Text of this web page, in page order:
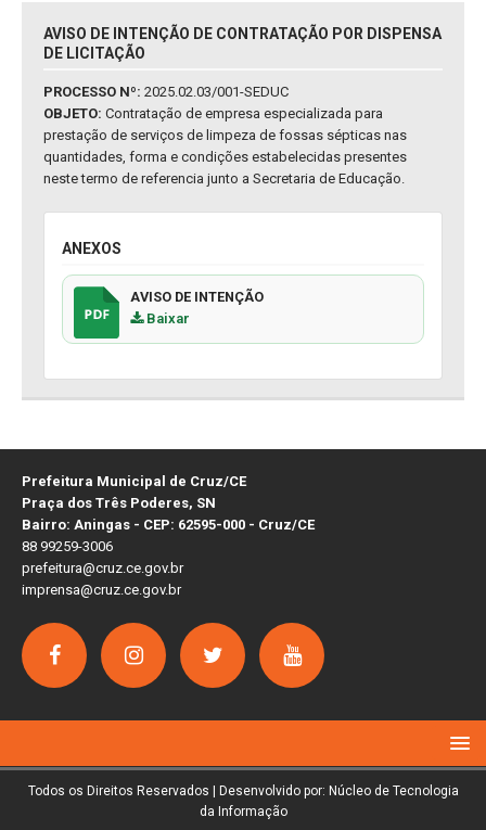
AVISO DE INTENÇÃO DE CONTRATAÇÃO POR DISPENSA
DE LICITAÇÃO
PROCESSO Nº: 2025.02.03/001-SEDUC
OBJETO: Contratação de empresa especializada para
prestação de serviços de limpeza de fossas sépticas nas
quantidades, forma e condições estabelecidas presentes
neste termo de referencia junto a Secretaria de Educação.
ANEXOS
AVISO DE INTENÇÃO
Baixar
Prefeitura Municipal de Cruz/CE
Praça dos Três Poderes, SN
Bairro: Aningas - CEP: 62595-000 - Cruz/CE
88 99259-3006
prefeitura@cruz.ce.gov.br
imprensa@cruz.ce.gov.br
Todos os Direitos Reservados | Desenvolvido por: Núcleo de Tecnologia
da Informação